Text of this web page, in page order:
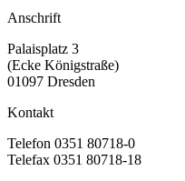
Anschrift
Palaisplatz 3
(Ecke Königstraße)
01097 Dresden
Kontakt
Telefon 0351 80718-0
Telefax 0351 80718-18